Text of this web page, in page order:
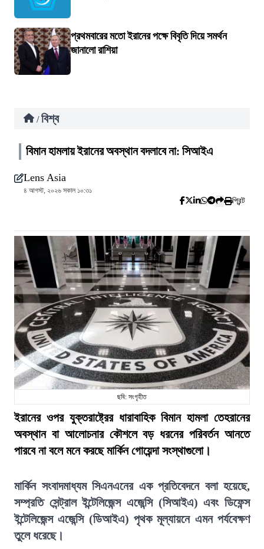
প্রথমবারের মতো ইরানের পক্ষে বিবৃতি দিয়ে সমর্থন
জানালো রাশিয়া
/ বিশ্ব
বিমান হামলায় ইরানের অবস্থান বদলাবে না: সিআইএ
Lens Asia
৪ আগস্ট, ২০২৬ সকাল ১০:৩১
প্রিন্ট
ছবি: সংগৃহীত
ইরানের ওপর যুক্তরাষ্ট্রের ধারাবাহিক বিমান হামলা তেহরানের
অবস্থান বা আলোচনার কৌশলে বড় ধরনের পরিবর্তন আনতে
পারবে না বলে মনে করছে মার্কিন গোয়েন্দা সংস্থাগুলো।
মার্কিন সংবাদমাধ্যম সিএনএনের এক প্রতিবেদনে বলা হয়েছে,
সম্প্রতি সেন্ট্রাল ইন্টেলিজেন্স এজেন্সি (সিআইএ) এবং ডিফেন্স
ইন্টেলিজেন্স এজেন্সি (ডিআইএ) পৃথক মূল্যায়নে এমন পর্যবেক্ষণ
তুলে ধরেছে।